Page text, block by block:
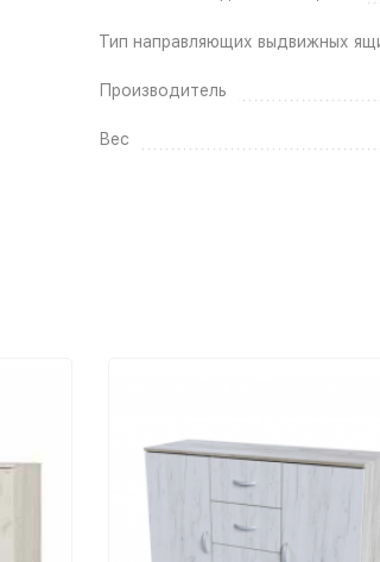
Тип направляющих выдвижных
Производитель
Вес